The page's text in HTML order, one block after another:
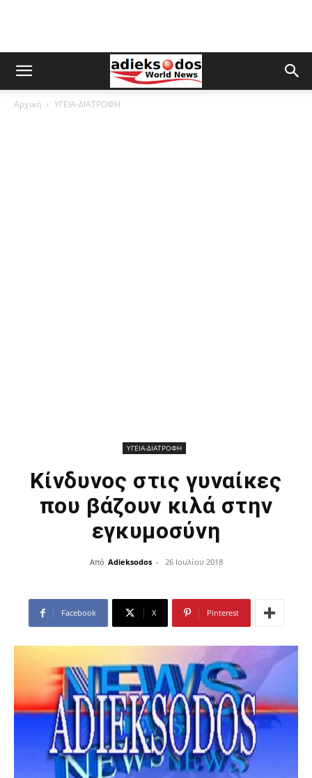
Αρχική ΥΓΕΙΑ-ΔΙΑΤΡΟΦΗ
ΥΓΕΙΑ-ΔΙΑΤΡΟΦΗ
Κίνδυνος στις γυναίκες
που βάζουν κιλά στην
εγκυμοσύνη
Από Adieksodos - 26 Ιουλίου 2018
Facebook X Pinterest